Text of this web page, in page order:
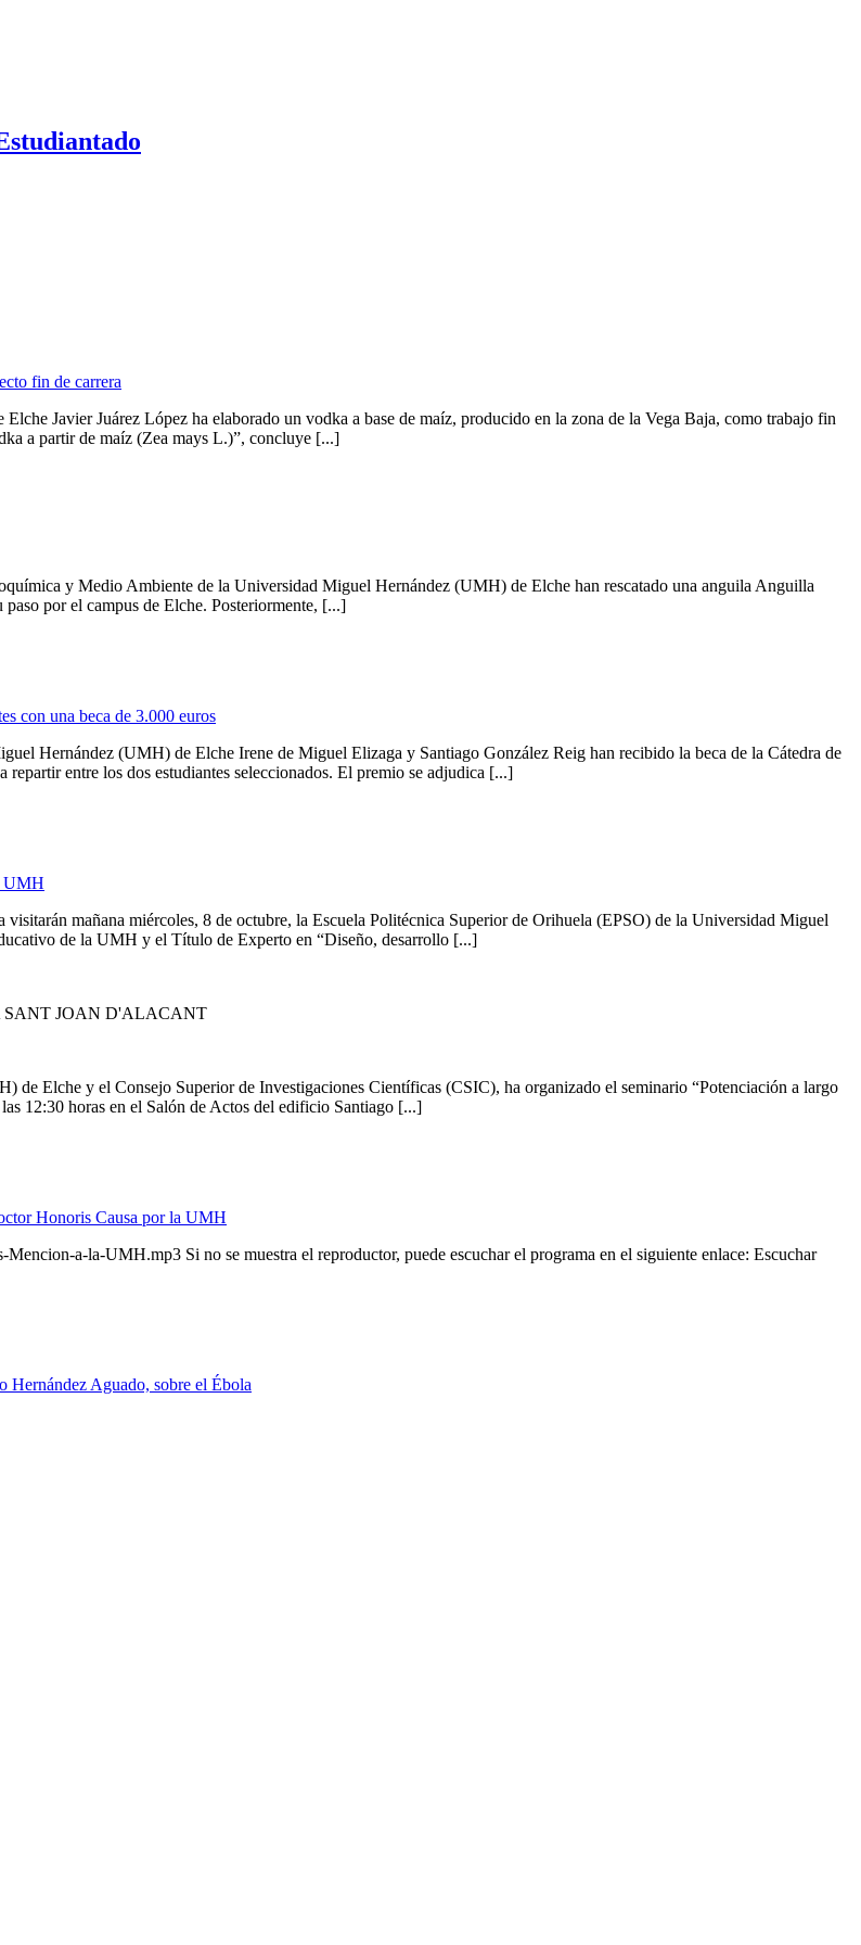
fin de carrera
Javier Juárez López ha elaborado un vodka a base de maíz, producido en la zona de la Vega Baja, como trabajo fin
a partir de maíz (Zea mays L.)”, concluye [...]
y Medio Ambiente de la Universidad Miguel Hernández (UMH) de Elche han rescatado una anguila Anguilla
por el campus de Elche. Posteriormente, [...]
con una beca de 3.000 euros
Hernández (UMH) de Elche Irene de Miguel Elizaga y Santiago González Reig han recibido la beca de la Cátedra de
entre los dos estudiantes seleccionados. El premio se adjudica [...]
UMH
mañana miércoles, 8 de octubre, la Escuela Politécnica Superior de Orihuela (EPSO) de la Universidad Miguel
de la UMH y el Título de Experto en “Diseño, desarrollo [...]
SANT JOAN D'ALACANT
Elche y el Consejo Superior de Investigaciones Científicas (CSIC), ha organizado el seminario “Potenciación a largo
12:30 horas en el Salón de Actos del edificio Santiago [...]
Honoris Causa por la UMH
a-la-UMH.mp3 Si no se muestra el reproductor, puede escuchar el programa en el siguiente enlace: Escuchar
Hernández Aguado, sobre el Ébola